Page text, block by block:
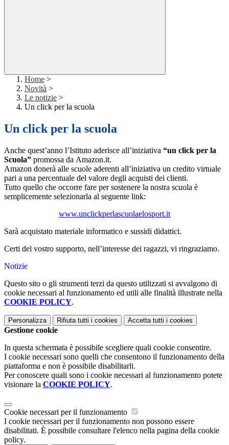
Home >
Novità >
Le notizie >
Un click per la scuola
Un click per la scuola
Anche quest’anno l’Istituto aderisce all’iniziativa “un click per la
Scuola” promossa da Amazon.it.
Amazon donerà alle scuole aderenti all’iniziativa un credito virtuale
pari a una percentuale del valore degli acquisti dei clienti.
Tutto quello che occorre fare per sostenere la nostra scuola è
semplicemente selezionarla al seguente link:
www.unclickperlascuolaelosport.it
Sarà acquistato materiale informatico e sussidi didattici.
Certi del vostro supporto, nell’interesse dei ragazzi, vi ringraziamo.
Notizie
Questo sito o gli strumenti terzi da questo utilizzati si avvalgono di
cookie necessari al funzionamento ed utili alle finalità illustrate nella
COOKIE POLICY.
Personalizza Rifiuta tutti i cookies Accetta tutti i cookies
Gestione cookie
In questa schermata è possibile scegliere quali cookie consentire.
I cookie necessari sono quelli che consentono il funzionamento della
piattaforma e non è possibile disabilitarli.
Per conoscere quali sono i cookie necessari al funzionamento potete
visionare la COOKIE POLICY.
Cookie necessari per il funzionamento
I cookie necessari per il funzionamento non possono essere
disabilitati. È possibile consultare l'elenco nella pagina della cookie
policy.